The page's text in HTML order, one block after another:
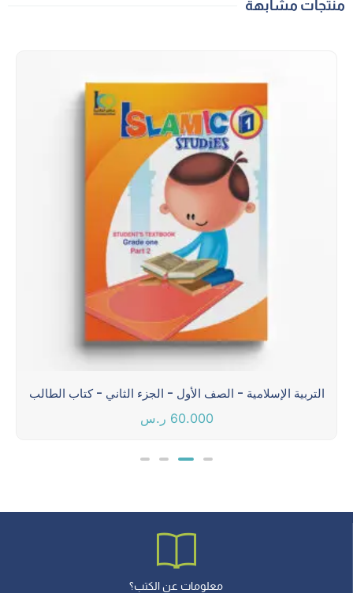
منتجات مشابهة
التربية الإسلامية - الصف الأول - الجزء الثاني - كتاب الطالب
60.000 ر.س
معلومات عن الكتب؟